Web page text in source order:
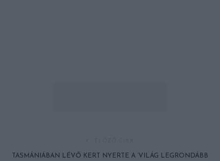
TASMÁNIÁBAN LÉVŐ KERT NYERTE A ‘VILÁG LEGRONDÁBB